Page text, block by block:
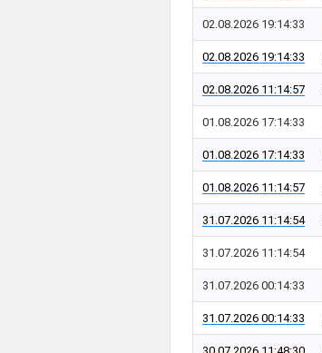
02.08.2026 19:14:33
02.08.2026 19:14:33
02.08.2026 11:14:57
01.08.2026 17:14:33
01.08.2026 17:14:33
01.08.2026 11:14:57
31.07.2026 11:14:54
31.07.2026 11:14:54
31.07.2026 00:14:33
31.07.2026 00:14:33